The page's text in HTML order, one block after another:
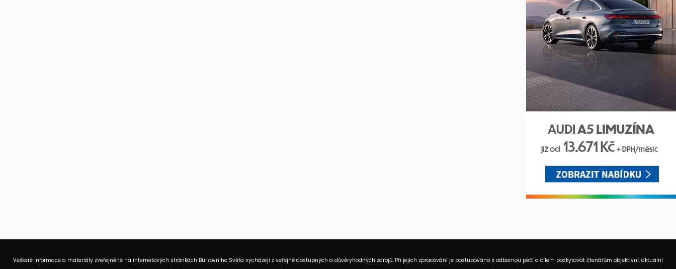
Veškeré informace a materiály zveřejněné na internetových stránkách Burzovního Světa vycházejí z veřejně dostupných a důvěryhodných zdrojů. Při jejich zpracování je postupováno s odbornou péčí a cílem poskytovat čtenářům objektivní, aktuální